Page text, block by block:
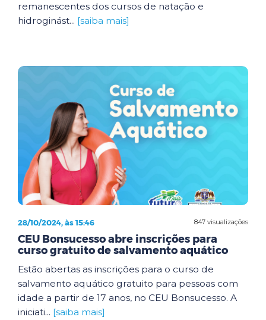
remanescentes dos cursos de natação e
hidroginást... [saiba mais]
847 visualizações
28/10/2024, às 15:46
CEU Bonsucesso abre inscrições para
curso gratuito de salvamento aquático
Estão abertas as inscrições para o curso de
salvamento aquático gratuito para pessoas com
idade a partir de 17 anos, no CEU Bonsucesso. A
iniciati... [saiba mais]